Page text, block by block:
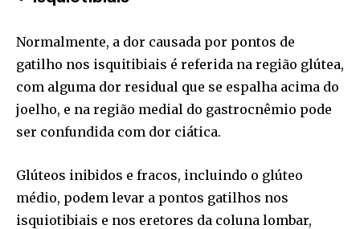
Normalmente, a dor causada por pontos de
gatilho nos isquitibiais é referida na região glútea,
com alguma dor residual que se espalha acima do
joelho, e na região medial do gastrocnêmio pode
ser confundida com dor ciática.
Glúteos inibidos e fracos, incluindo o glúteo
médio, podem levar a pontos gatilhos nos
isquiotibiais e nos eretores da coluna lombar,